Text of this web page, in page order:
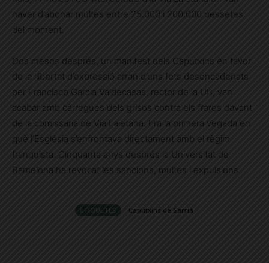
haver d’abonar multes entre 25.000 i 200.000 pessetes
del moment.
Dos mesos després, un manifest dels Caputxins en favor
de la llibertat d’expressió arran d’uns fets desencadenats
per Francisco Garcia Valdecasas, rector de la UB, van
acabar amb càrregues dels grisos contra els frares davant
de la comissaria de Via Laietana. Era la primera vegada en
què l’Església s’enfrontava directament amb el règim
franquista. Cinquanta anys després la Universitat de
Barcelona ha revocat les sancions, multes i expulsions.
ETIQUETES Caputxins de Sarrià